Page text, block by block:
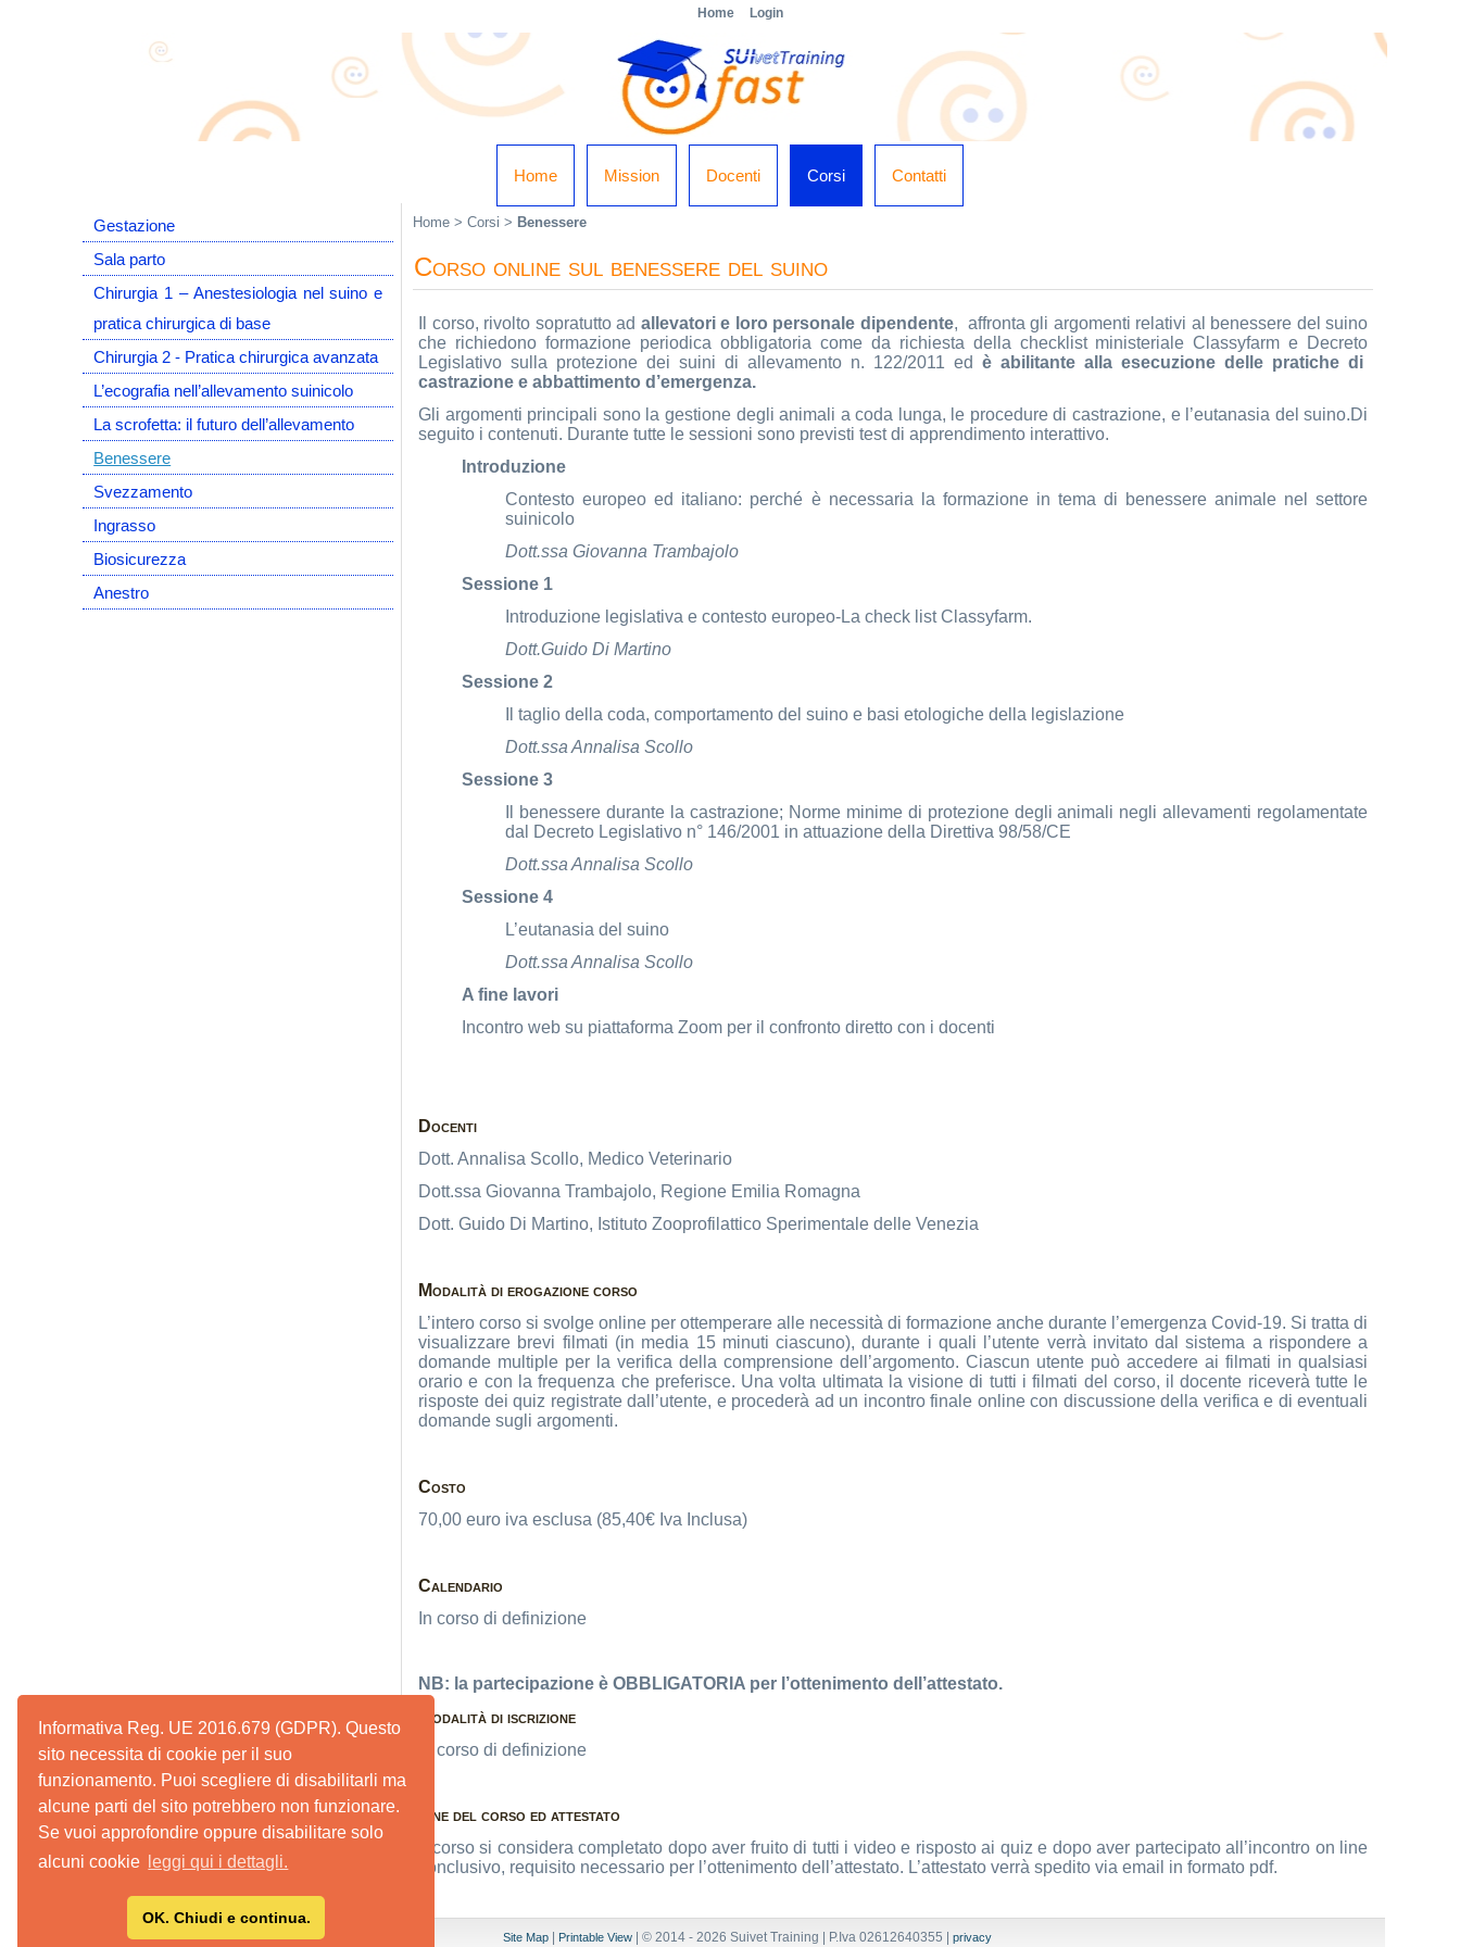
Informativa Reg. UE 2016.679 (GDPR). Questo
sito necessita di cookie per il suo
funzionamento. Puoi scegliere di disabilitarli ma
alcune parti del sito potrebbero non funzionare.
Se vuoi approfondire oppure disabilitare solo
alcuni cookie
leggi qui i dettagli.
OK. Chiudi e continua.
Home Mission Docenti Corsi Contatti
Gestazione
Sala parto
Chirurgia 1 – Anestesiologia nel suino e
pratica chirurgica di base
Chirurgia 2 - Pratica chirurgica avanzata
L’ecografia nell’allevamento suinicolo
La scrofetta: il futuro dell’allevamento
Benessere
Svezzamento
Ingrasso
Biosicurezza
Anestro
Home >Corsi > Benessere
Corso online sul benessere del suino
Il corso, rivolto sopratutto ad allevatori e loro personale dipendente, affronta gli argomenti relativi al benessere del suino
che richiedono formazione periodica obbligatoria come da richiesta della checklist ministeriale Classyfarm e Decreto
Legislativo sulla protezione dei suini di allevamento n. 122/2011 edè abilitante alla esecuzione delle pratiche di
castrazione e abbattimento d’emergenza.
Gli argomenti principali sono la gestione degli animali a coda lunga, le procedure di castrazione, e l’eutanasia del suino.Di
seguito i contenuti. Durante tutte le sessioni sono previsti test di apprendimento interattivo.
Introduzione
Contesto europeo ed italiano: perché è necessaria la formazione in tema di benessere animale nel settore
suinicolo
Dott.ssa Giovanna Trambajolo
Sessione 1
Introduzione legislativa e contesto europeo-La check list Classyfarm.
Dott.Guido Di Martino
Sessione 2
Il taglio della coda, comportamento del suino e basi etologiche della legislazione
Dott.ssa Annalisa Scollo
Sessione 3
Il benessere durante la castrazione; Norme minime di protezione degli animali negli allevamenti regolamentate
dal Decreto Legislativo n° 146/2001 in attuazione della Direttiva 98/58/CE
Dott.ssa Annalisa Scollo
Sessione 4
L’eutanasia del suino
Dott.ssa Annalisa Scollo
A fine lavori
Incontro web su piattaforma Zoom per il confronto diretto con i docenti
Docenti
Dott. Annalisa Scollo, Medico Veterinario
Dott.ssa Giovanna Trambajolo, Regione Emilia Romagna
Dott. Guido Di Martino, Istituto Zooprofilattico Sperimentale delle Venezia
Modalità di erogazione corso
L’intero corso si svolge online per ottemperare alle necessità di formazione anche durante l’emergenza Covid-19. Si tratta di
visualizzare brevi filmati (in media 15 minuti ciascuno), durante i quali l’utente verrà invitato dal sistema a rispondere a
domande multiple per la verifica della comprensione dell’argomento. Ciascun utente può accedere ai filmati in qualsiasi
orario e con la frequenza che preferisce. Una volta ultimata la visione di tutti i filmati del corso, il docente riceverà tutte le
risposte dei quiz registrate dall’utente, e procederà ad un incontro finale online con discussione della verifica e di eventuali
domande sugli argomenti.
Costo
70,00 euro iva esclusa (85,40€ Iva Inclusa)
Calendario
In corso di definizione
NB: la partecipazione è OBBLIGATORIA per l’ottenimento dell’attestato.
Modalità di iscrizione
In corso di definizione
Fine del corso ed attestato
Il corso si considera completato dopo aver fruito di tutti i video e risposto ai quiz e dopo aver partecipato all’incontro on line
conclusivo, requisito necessario per l’ottenimento dell’attestato. L’attestato verrà spedito via email in formato pdf.
Site Map Printable View | © 2014 - 2026 Suivet Training | P.Iva 02612640355 | privacy
Home Login